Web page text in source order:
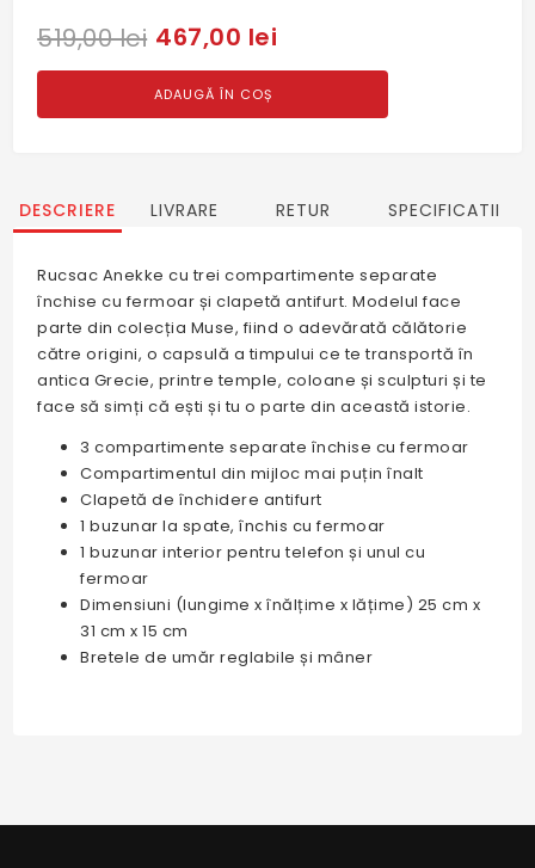
519,00 lei 467,00 lei
ADAUGĂ ÎN COȘ
DESCRIERE LIVRARE RETUR SPECIFICATII
Rucsac Anekke cu trei compartimente separate
închise cu fermoar și clapetă antifurt. Modelul face
parte din colecția Muse, fiind o adevărată călătorie
către origini, o capsulă a timpului ce te transportă în
antica Grecie, printre temple, coloane și sculpturi și te
face să simți că ești și tu o parte din această istorie.
3 compartimente separate închise cu fermoar
Compartimentul din mijloc mai puțin înalt
Clapetă de închidere antifurt
1 buzunar la spate, închis cu fermoar
1 buzunar interior pentru telefon și unul cu
fermoar
Dimensiuni (lungime x înălțime x lățime) 25 cm x
31 cm x 15 cm
Bretele de umăr reglabile și mâner